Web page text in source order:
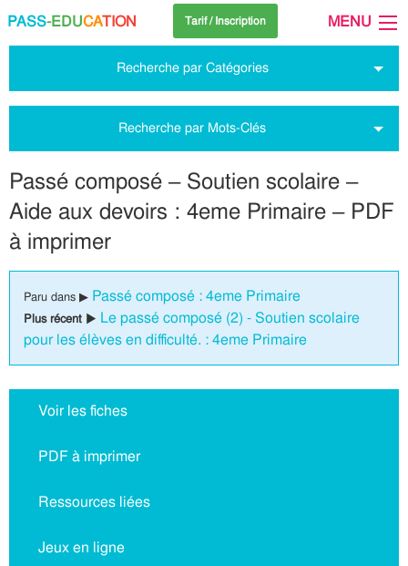
PASS-EDUCATION Tarif / Inscription MENU
Recherche par Catégories
Recherche par Mots-Clés
Passé composé – Soutien scolaire –
Aide aux devoirs : 4eme Primaire – PDF
à imprimer
Paru dans ▶ Passé composé : 4eme Primaire
Plus récent ▶ Le passé composé (2) - Soutien scolaire
pour les élèves en difficulté. : 4eme Primaire
Voir les fiches
PDF à imprimer
Ressources liées
Jeux en ligne